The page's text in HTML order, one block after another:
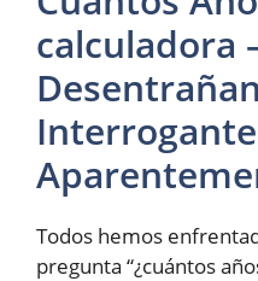
calculadora
Interrogante
Todos hemos
pregunta “¿cuántos